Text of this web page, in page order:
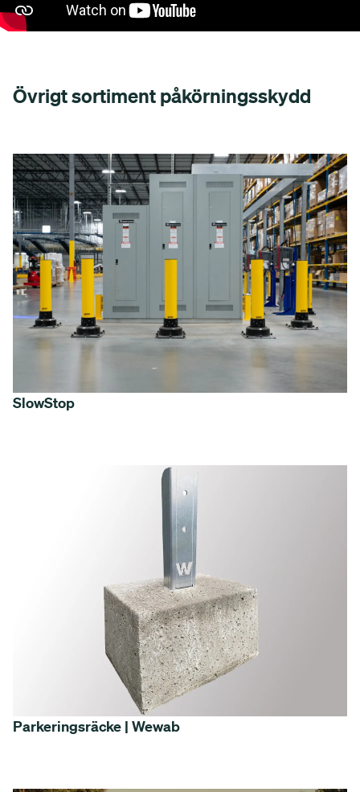
Övrigt sortiment påkörningsskydd
SlowStop
Parkeringsräcke | Wewab